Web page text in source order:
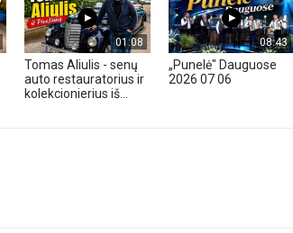
01:08
Tomas Aliulis - senų
auto restauratorius ir
kolekcionierius iš...
08:43
„Punelė" Dauguose
2026 07 06